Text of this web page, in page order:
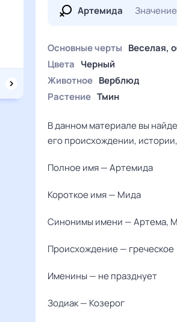
Артемида Значение
Основные черты Веселая,
Цвета Черный
Животное Верблюд
Растение Тмин
В данном материале вы
его происхождении,
Полное имя — Артемида
Короткое имя — Мида
Синонимы имени — Артема,
Происхождение — греческое
Именины — не празднует
Зодиак — Козерог